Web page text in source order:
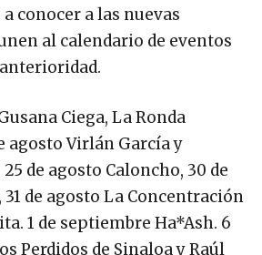
a conocer a las nuevas
al calendario de eventos
Ciega, La Ronda
agosto Virlán García y
de agosto Caloncho, 30 de
de agosto La Concentración
1 de septiembre Ha*Ash. 6
Perdidos de Sinaloa y Raúl